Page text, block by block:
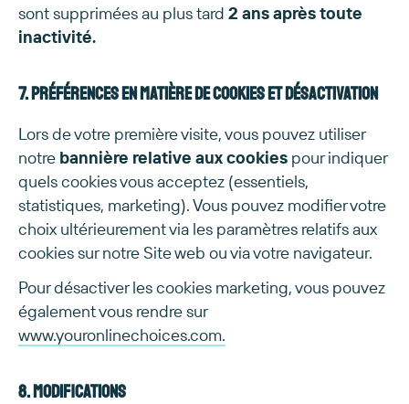
sont supprimées au plus tard 2 ans après toute
inactivité.
7. Préférences en matière de cookies et désactivation
Lors de votre première visite, vous pouvez utiliser
notre bannière relative aux cookies pour indiquer
quels cookies vous acceptez (essentiels,
statistiques, marketing). Vous pouvez modifier votre
choix ultérieurement via les paramètres relatifs aux
cookies sur notre Site web ou via votre navigateur.
Pour désactiver les cookies marketing, vous pouvez
également vous rendre sur
www.youronlinechoices.com.
8. Modifications